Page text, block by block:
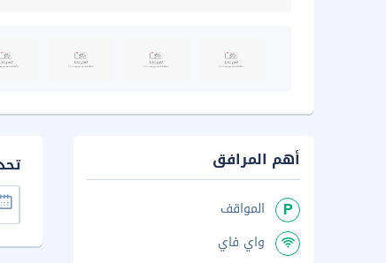
أهم المرافق
المواقف
واي فاي